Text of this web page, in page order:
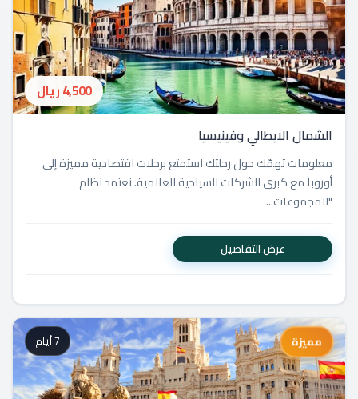
4,500 ريال
الشمال الايطالي وفينيسيا
معلومات تهمّك حول رحلتك استمتع برحلات اقتصادية مميزة إلى
أوروبا مع كبرى الشركات السياحية العالمية. نعتمد نظام
"المجموعات...
عرض التفاصيل
مميزة 7 أيام